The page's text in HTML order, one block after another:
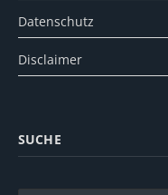
Datenschutz
Disclaimer
SUCHE